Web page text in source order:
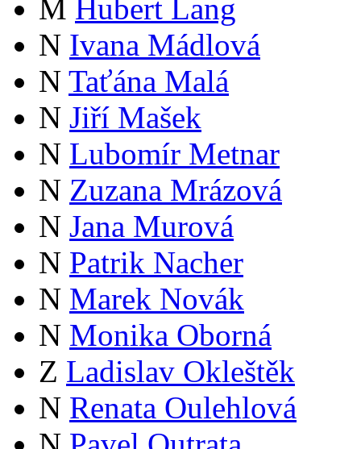
M Hubert Lang
N Ivana Mádlová
N Taťána Malá
N Jiří Mašek
N Lubomír Metnar
N Zuzana Mrázová
N Jana Murová
N Patrik Nacher
N Marek Novák
N Monika Oborná
Z Ladislav Okleštěk
N Renata Oulehlová